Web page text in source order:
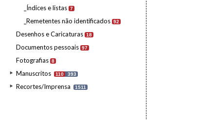
_Índices e listas 7
_Remetentes não identificados 92
Desenhos e Caricaturas 18
Documentos pessoais 97
Fotografias 8
Manuscritos 110 393
Recortes/Imprensa 1511